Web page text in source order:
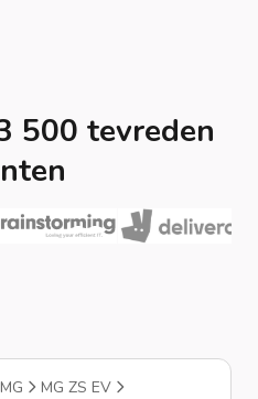
500 tevreden
MG MG ZS EV